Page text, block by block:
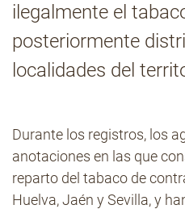
ilegalmente el
posteriormente
localidades del
Durante los registros, los
anotaciones en las que
reparto del tabaco de
Huelva, Jaén y Sevilla, y